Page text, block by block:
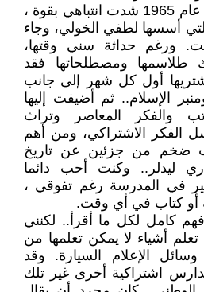
غير أن مجلة جديدة بدأت عام 1965 شدت انتباهي بقوة ،
أسسها لطفي الخولي، وجاء
ورغم حداثة سني وقتها،
طلاسمها ومصطلحاتها فقد
أول كل شهر إلى جانب
الإسلام.. ثم أضيفت إليها
والفكر المعاصر وتراث
الفكر الاشتراكي، ومن أهم
ضخم من جزئين عن تاريخ
ليدلر.. وكنت أحب دائما
في المدرسة رغم تفوقي ،
أو كتاب في أي وقت.
كامل لكل ما أقرأ.. لكنني
أشياء لا يمكن تعلمها من
الإعلام السيارة. وقد
اشتراكية أخرى غير تلك